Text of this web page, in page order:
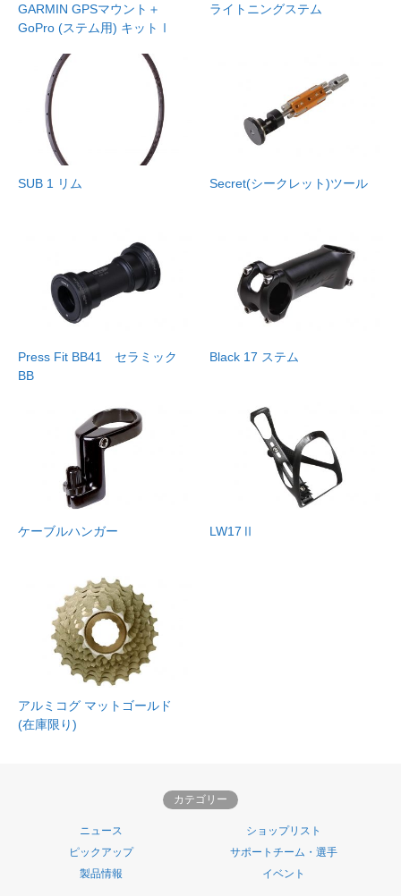
GARMIN GPSマウント＋
GoPro (ステム用) キットⅠ
ライトニングステム
SUB 1 リム Secret(シークレット)ツール
Press Fit BB41 セラミック
BB
Black 17 ステム
ケーブルハンガー LW17Ⅱ
アルミコグ マットゴールド
(在庫限り)
カテゴリー
ニュース
ショップリスト
ピックアップ
サポートチーム・選手
製品情報
イベント